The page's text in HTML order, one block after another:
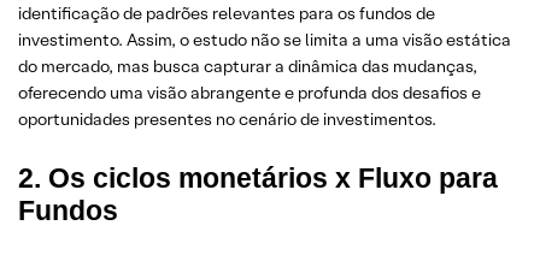
identificação de padrões relevantes para os fundos de
investimento. Assim, o estudo não se limita a uma visão estática
do mercado, mas busca capturar a dinâmica das mudanças,
oferecendo uma visão abrangente e profunda dos desafios e
oportunidades presentes no cenário de investimentos.
2. Os ciclos monetários x Fluxo para
Fundos